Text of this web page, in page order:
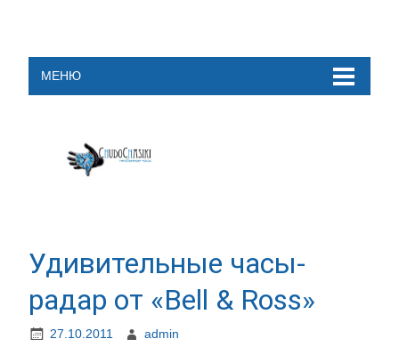
МЕНЮ
Удивительные часы-
радар от «Bell & Ross»
27.10.2011 admin